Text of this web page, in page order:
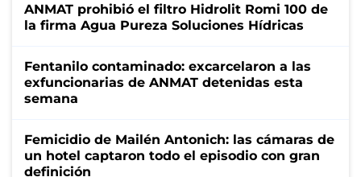
ANMAT prohibió el filtro Hidrolit Romi 100 de
la firma Agua Pureza Soluciones Hídricas
Fentanilo contaminado: excarcelaron a las
exfuncionarias de ANMAT detenidas esta
semana
Femicidio de Mailén Antonich: las cámaras de
un hotel captaron todo el episodio con gran
definición